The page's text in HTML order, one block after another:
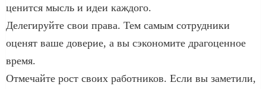
ценится мысль и идеи каждого.
Делегируйте свои права. Тем самым сотрудники
оценят ваше доверие, а вы сэкономите драгоценное
время.
Отмечайте рост своих работников. Если вы заметили,